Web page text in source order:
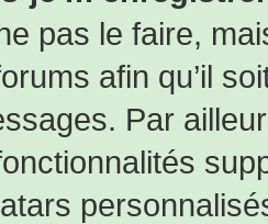
pas le faire,
afin qu’il
Par